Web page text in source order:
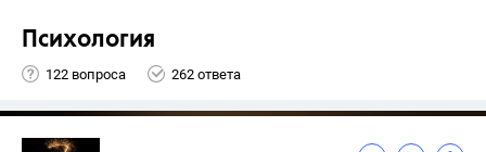
Психология
122 вопроса 262 ответа